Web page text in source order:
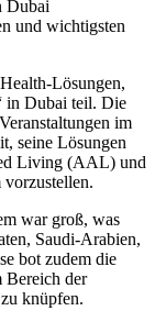
Dubai
und wichtigsten
Lösungen,
in Dubai teil. Die
im
seine Lösungen
Living (AAL) und
war groß, was
Saudi-Arabien,
bot zudem die
Bereich der
knüpfen.